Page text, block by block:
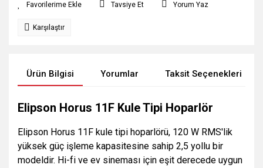
Tavsiye Et Yorum Yaz
Karşılaştır
Ürün Bilgisi Yorumlar Taksit Seçenekleri
Elipson Horus 11F Kule Tipi Hoparlör
Elipson Horus 11F kule tipi hoparlörü, 120 W RMS'lik
yüksek güç işleme kapasitesine sahip 2,5 yollu bir
modeldir. Hi-fi ve ev sineması için eşit derecede uygun